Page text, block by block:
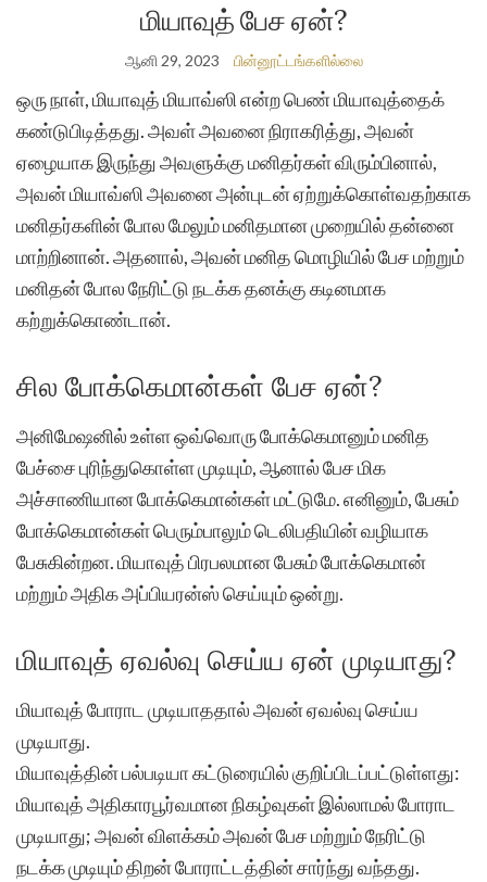
மியாவுத் பேச ஏன்?
ஆனி 29, 2023 பின்னூட்டங்களில்லை
ஒரு நாள், மியாவுத் மியாவ்ஸி என்ற பெண் மியாவுத்தைக்
கண்டுபிடித்தது. அவள் அவனை நிராகரித்து, அவன்
ஏழையாக இருந்து அவளுக்கு மனிதர்கள் விரும்பினால்,
அவன் மியாவ்ஸி அவனை அன்புடன் ஏற்றுக்கொள்வதற்காக
மனிதர்களின் போல மேலும் மனிதமான முறையில் தன்னை
மாற்றினான். அதனால், அவன் மனித மொழியில் பேச மற்றும்
மனிதன் போல நேரிட்டு நடக்க தனக்கு கடினமாக
கற்றுக்கொண்டான்.
சில போக்கெமான்கள் பேச ஏன்?
அனிமேஷனில் உள்ள ஒவ்வொரு போக்கெமானும் மனித
பேச்சை புரிந்துகொள்ள முடியும், ஆனால் பேச மிக
அச்சாணியான போக்கெமான்கள் மட்டுமே. எனினும், பேசும்
போக்கெமான்கள் பெரும்பாலும் டெலிபதியின் வழியாக
பேசுகின்றன. மியாவுத் பிரபலமான பேசும் போக்கெமான்
மற்றும் அதிக அப்பியரன்ஸ் செய்யும் ஒன்று.
மியாவுத் ஏவல்வு செய்ய ஏன் முடியாது?
மியாவுத் போராட முடியாததால் அவன் ஏவல்வு செய்ய
முடியாது.
மியாவுத்தின் பல்படியா கட்டுரையில் குறிப்பிடப்பட்டுள்ளது:
மியாவுத் அதிகாரபூர்வமான நிகழ்வுகள் இல்லாமல் போராட
முடியாது; அவன் விளக்கம் அவன் பேச மற்றும் நேரிட்டு
நடக்க முடியும் திறன் போராட்டத்தின் சார்ந்து வந்தது.